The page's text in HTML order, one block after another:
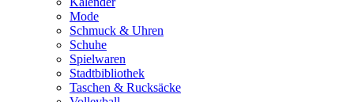
Mode
Schmuck & Uhren
Schuhe
Spielwaren
Stadtbibliothek
Taschen & Rucksäcke